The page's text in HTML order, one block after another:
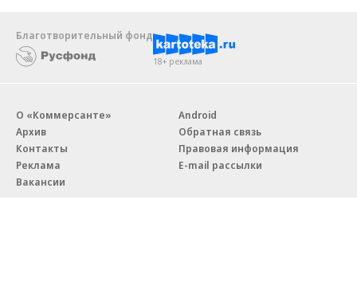
Благотворительный фонд
18+ реклама
О «Коммерсанте»
Архив
Контакты
Реклама
Вакансии
Android
Обратная связь
Правовая информация
E-mail рассылки